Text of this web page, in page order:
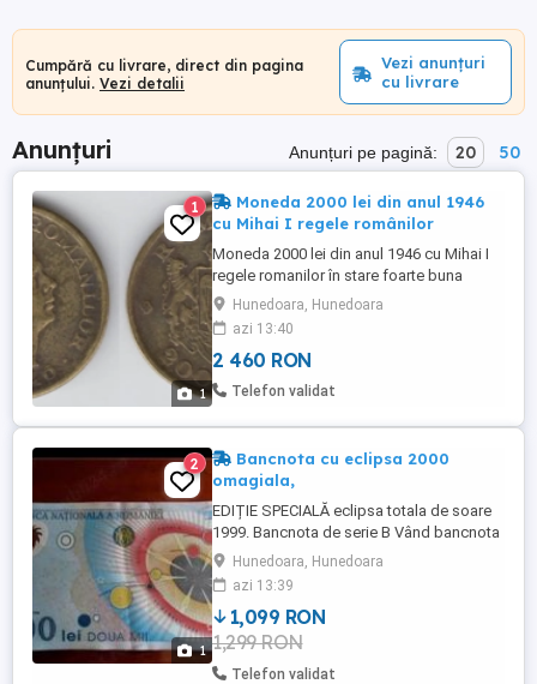
Cumpără cu livrare, direct din pagina
anunțului. Vezi detalii
Vezi anunțuri
cu livrare
Anunțuri Anunțuri pe pagină: 20 50
1
1
Moneda 2000 lei din anul 1946
cu Mihai I regele românilor
Moneda 2000 lei din anul 1946 cu Mihai I
regele romanilor în stare foarte buna
pentru vechimea ei conform pozelor reale,
nu trimit cu ramburs. Articol disponibil atât
timp cât este vizibil.
Hunedoara, Hunedoara
azi 13:40
2 460 RON
Telefon validat
1
2
Bancnota cu eclipsa 2000
omagiala,
EDIȚIE SPECIALĂ eclipsa totala de soare
1999. Bancnota de serie B Vând bancnota
ediția eclipsa de soare august 1999. Este
în stare excelentă. Trimit în țară prin poștă
sau curier, doar cu plata în avans în cont
bancar. Nu sunt interesată de schimb.
Articol disponibil atât timp cât este vizibil.
Hunedoara, Hunedoara
azi 13:39
1,099 RON
1,299 RON
Telefon validat